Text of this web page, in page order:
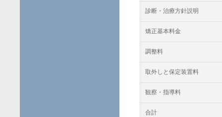
診断・治療方針説明
矯正基本料金
調整料
取外しと保定装置料
観察・指導料
合計